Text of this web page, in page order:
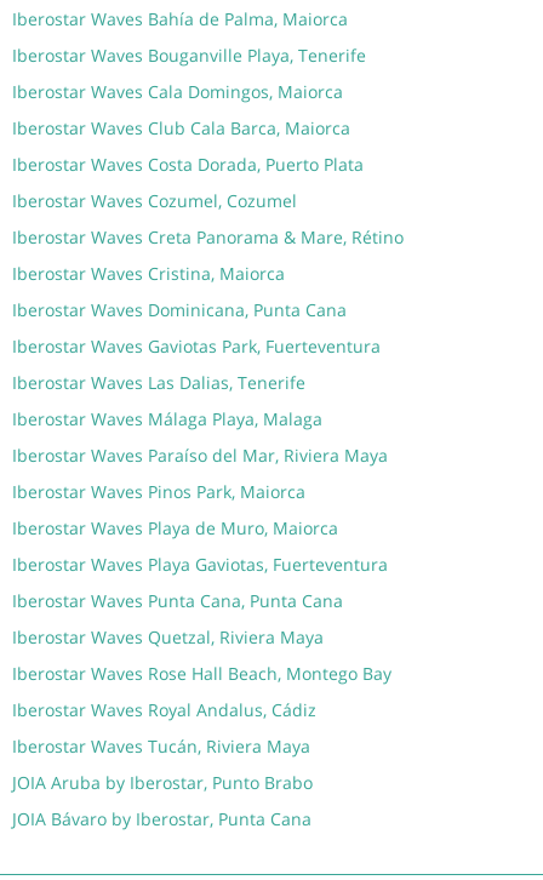
Iberostar Waves Bahía de Palma, Maiorca
Iberostar Waves Bouganville Playa, Tenerife
Iberostar Waves Cala Domingos, Maiorca
Iberostar Waves Club Cala Barca, Maiorca
Iberostar Waves Costa Dorada, Puerto Plata
Iberostar Waves Cozumel, Cozumel
Iberostar Waves Creta Panorama & Mare, Rétino
Iberostar Waves Cristina, Maiorca
Iberostar Waves Dominicana, Punta Cana
Iberostar Waves Gaviotas Park, Fuerteventura
Iberostar Waves Las Dalias, Tenerife
Iberostar Waves Málaga Playa, Malaga
Iberostar Waves Paraíso del Mar, Riviera Maya
Iberostar Waves Pinos Park, Maiorca
Iberostar Waves Playa de Muro, Maiorca
Iberostar Waves Playa Gaviotas, Fuerteventura
Iberostar Waves Punta Cana, Punta Cana
Iberostar Waves Quetzal, Riviera Maya
Iberostar Waves Rose Hall Beach, Montego Bay
Iberostar Waves Royal Andalus, Cádiz
Iberostar Waves Tucán, Riviera Maya
JOIA Aruba by Iberostar, Punto Brabo
JOIA Bávaro by Iberostar, Punta Cana